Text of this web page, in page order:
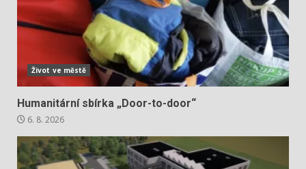
Život ve městě
Humanitární sbírka „Door-to-door“
6. 8. 2026